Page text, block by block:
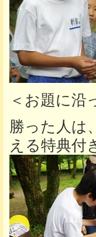
＜お題に沿
勝った人は
える特典付